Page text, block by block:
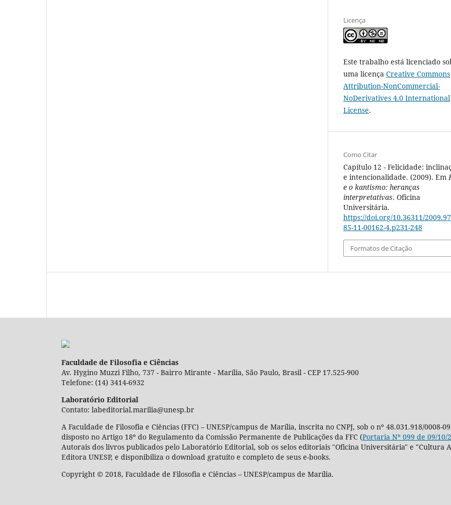
Licença
Este trabalho está licenciado
uma licença Creative Commons
Attribution-NonCommercial-
NoDerivatives 4.0 International
License.
Como Citar
Capítulo 12 - Felicidade:
e intencionalidade. (2009). Em
e o kantismo: heranças
interpretativas. Oficina
Universitária.
https://doi.org/10.36311/
85-11-00162-4.p231-248
Formatos de Citação
Faculdade de Filosofia e Ciências
Av. Hygino Muzzi Filho, 737 - Bairro Mirante - Marília, São Paulo, Brasil - CEP 17.525-900
Telefone: (14) 3414-6932
Laboratório Editorial
Contato: labeditorial.marilia@unesp.br
A Faculdade de Filosofia e Ciências (FFC) – UNESP/campus de Marília, inscrita no CNPJ, sob o nº 48.031.918/0008-
disposto no Artigo 18º do Regulamento da Comissão Permanente de Publicações da FFC (Portaria Nº 099 de 09/10/
Autorais dos livros publicados pelo Laboratório Editorial, sob os selos editoriais "Oficina Universitária" e "Cultura
Editora UNESP, e disponibiliza o download gratuito e completo de seus e-books.
Copyright © 2018, Faculdade de Filosofia e Ciências – UNESP/campus de Marília.